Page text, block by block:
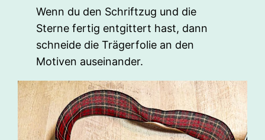
Wenn du den Schriftzug und die
Sterne fertig entgittert hast, dann
schneide die Trägerfolie an den
Motiven auseinander.